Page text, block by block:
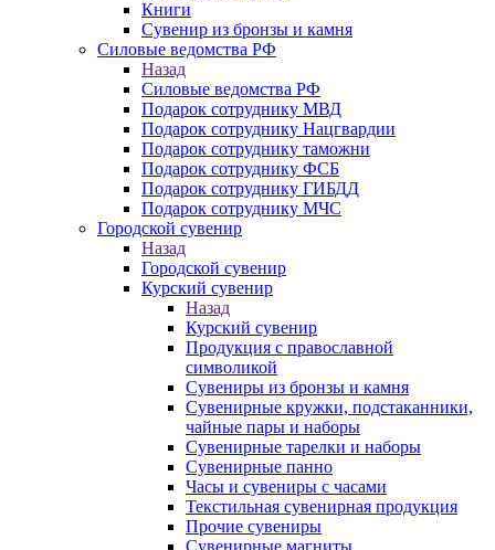
Книги
Сувенир из бронзы и камня
Силовые ведомства РФ
Назад
Силовые ведомства РФ
Подарок сотруднику МВД
Подарок сотруднику Нацгвардии
Подарок сотруднику таможни
Подарок сотруднику ФСБ
Подарок сотруднику ГИБДД
Подарок сотруднику МЧС
Городской сувенир
Назад
Городской сувенир
Курский сувенир
Назад
Курский сувенир
Продукция с православной
символикой
Сувениры из бронзы и камня
Сувенирные кружки, подстаканники,
чайные пары и наборы
Сувенирные тарелки и наборы
Сувенирные панно
Часы и сувениры с часами
Текстильная сувенирная продукция
Прочие сувениры
Сувенирные магниты